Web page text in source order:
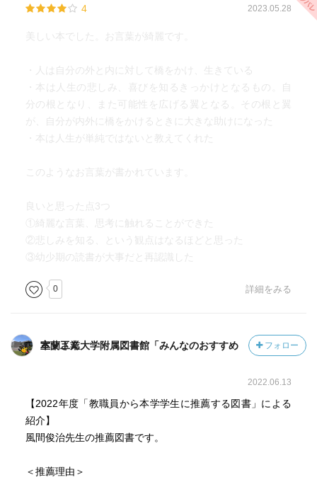
4 2023.05.28
美しい本でした。お言葉が綺麗です。
・人は自分の外と内に対して橋をかけ、生きている
・本は人生の悲しみ、喜びを知るきっかけとなるもの。自
分の根となり、また可能性を広げる翼となる。その根と翼
が、自分が内外に橋をかけるときに大きな助けになった
・本は人生が単純ではないと教えてくれた
このようなお言葉が書かれています。
良いと思った点3つ
①綺麗な言葉、思考に触れることができた
②悲しみを知る、という観点はなるほどと思った
③幼少期の読書が大事だと再認識した
0 詳細をみる
室蘭工業大学附属図書館「みんなのおすすめ本」さん フォロー
2022.06.13
【2022年度「教職員から本学学生に推薦する図書」による
紹介】
風間俊治先生の推薦図書です。
＜推薦理由＞